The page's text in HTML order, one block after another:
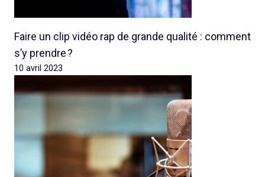
Faire un clip vidéo rap de grande qualité : comment
s’y prendre ?
10 avril 2023